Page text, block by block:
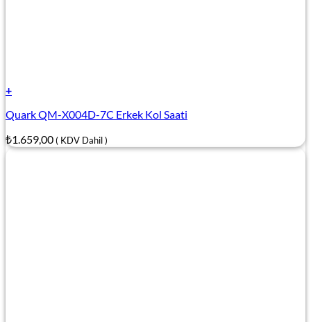
+
Quark QM-X004D-7C Erkek Kol Saati
₺1.659,00( KDV Dahil )